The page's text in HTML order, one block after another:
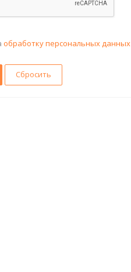
обработку персональных данных
Сбросить